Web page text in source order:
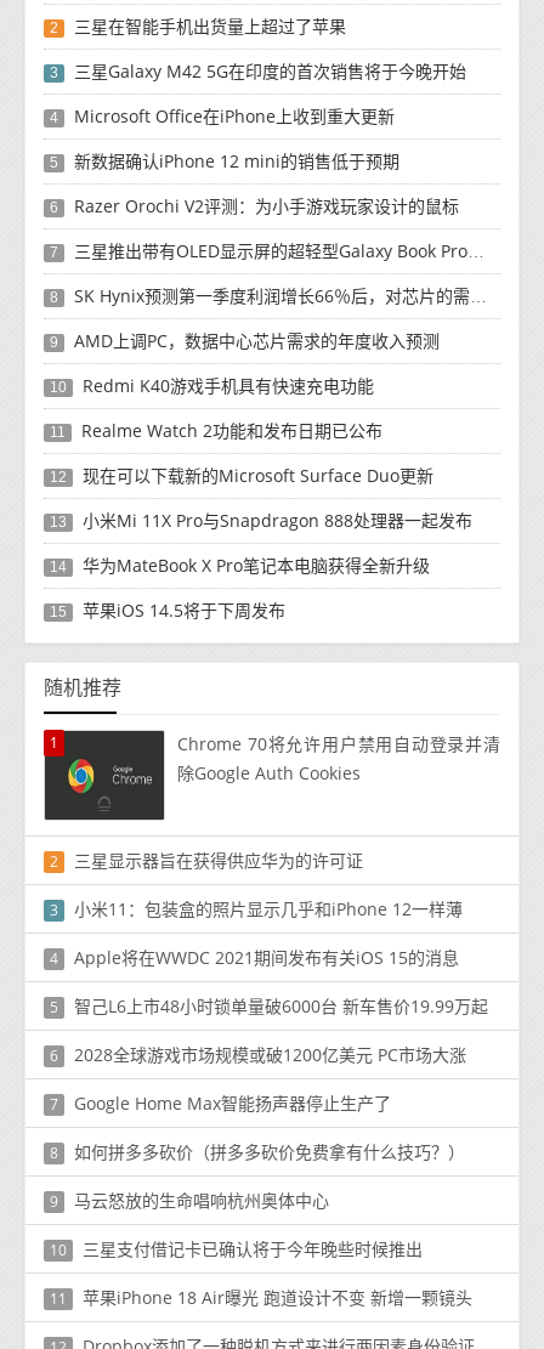
2 三星在智能手机出货量上超过了苹果
3 三星Galaxy M42 5G在印度的首次销售将于今晚开始
4 Microsoft Office在iPhone上收到重大更新
5 新数据确认iPhone 12 mini的销售低于预期
6 Razer Orochi V2评测：为小手游戏玩家设计的鼠标
7 三星推出带有OLED显示屏的超轻型Galaxy Book Pro和Galaxy Book Pro 360笔记本电脑
8 SK Hynix预测第一季度利润增长66％后，对芯片的需求将增强
9 AMD上调PC，数据中心芯片需求的年度收入预测
10 Redmi K40游戏手机具有快速充电功能
11 Realme Watch 2功能和发布日期已公布
12 现在可以下载新的Microsoft Surface Duo更新
13 小米Mi 11X Pro与Snapdragon 888处理器一起发布
14 华为MateBook X Pro笔记本电脑获得全新升级
15 苹果iOS 14.5将于下周发布
随机推荐
1
Chrome 70将允许用户禁用自动登录并清
除Google Auth Cookies
2 三星显示器旨在获得供应华为的许可证
3 小米11：包装盒的照片显示几乎和iPhone 12一样薄
4 Apple将在WWDC 2021期间发布有关iOS 15的消息
5 智己L6上市48小时锁单量破6000台 新车售价19.99万起
6 2028全球游戏市场规模或破1200亿美元 PC市场大涨
7 Google Home Max智能扬声器停止生产了
8 如何拼多多砍价（拼多多砍价免费拿有什么技巧？）
9 马云怒放的生命唱响杭州奥体中心
10 三星支付借记卡已确认将于今年晚些时候推出
11 苹果iPhone 18 Air曝光 跑道设计不变 新增一颗镜头